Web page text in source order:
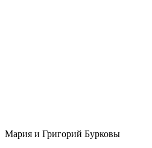
Мария и Григорий Бурковы